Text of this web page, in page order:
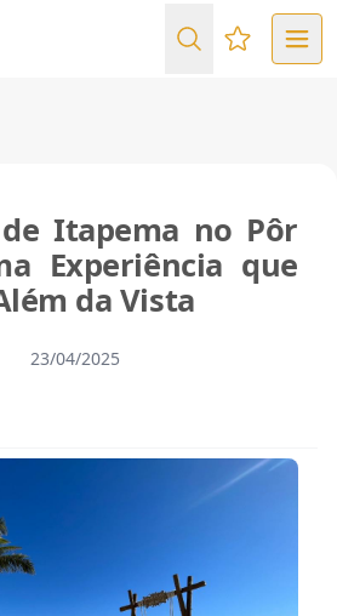
Favoritos
Itapema no Pôr
Experiência que
da Vista
23/04/2025